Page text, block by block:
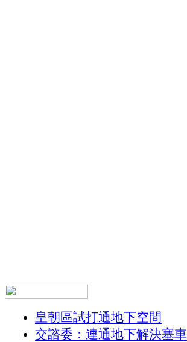
皇朝區試打通地下空間
交諮委：連通地下解決塞車